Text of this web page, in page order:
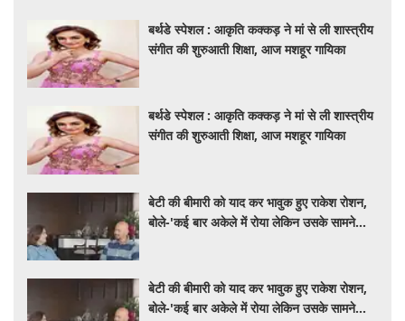
बर्थडे स्पेशल : आकृति कक्कड़ ने मां से ली शास्त्रीय
संगीत की शुरुआती शिक्षा, आज मशहूर गायिका
बर्थडे स्पेशल : आकृति कक्कड़ ने मां से ली शास्त्रीय
संगीत की शुरुआती शिक्षा, आज मशहूर गायिका
बेटी की बीमारी को याद कर भावुक हुए राकेश रोशन,
बोले-'कई बार अकेले में रोया लेकिन उसके सामने
बेटी की बीमारी को याद कर भावुक हुए राकेश रोशन,
बोले-'कई बार अकेले में रोया लेकिन उसके सामने